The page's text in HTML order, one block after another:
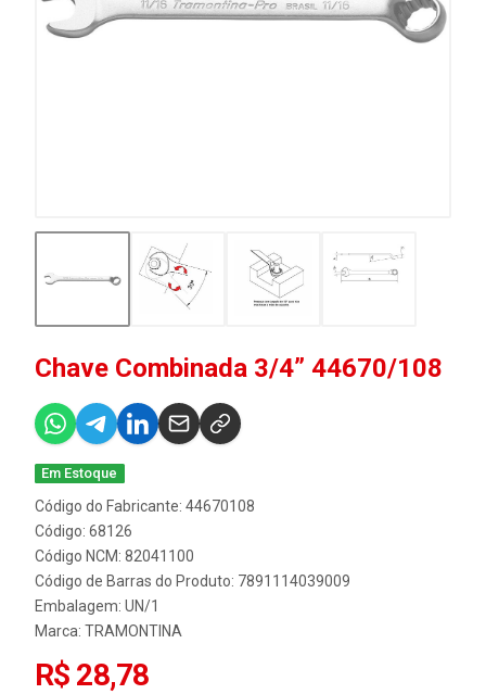
Chave Combinada 3/4” 44670/108
Em Estoque
Código do Fabricante: 44670108
Código: 68126
Código NCM: 82041100
Código de Barras do Produto: 7891114039009
Embalagem: UN/1
Marca: TRAMONTINA
R$ 28,78